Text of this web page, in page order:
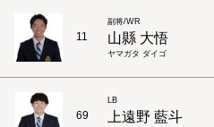
11
副将/WR
山縣 大悟
ヤマガタ ダイゴ
69
LB
上遠野 藍斗